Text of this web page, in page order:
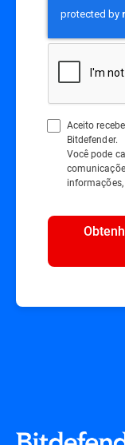
Aceito
Bitdefender.
Você pode